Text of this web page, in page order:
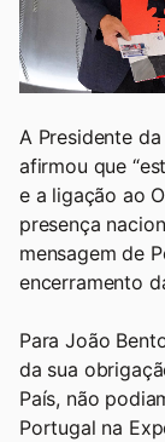
A Presidente
afirmou que
e a ligação ao
presença
mensagem de
encerramento
Para João
da sua
País, não
Portugal na